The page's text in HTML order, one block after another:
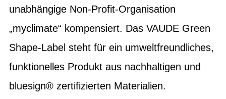
unabhängige Non-Profit-Organisation
„myclimate“ kompensiert. Das VAUDE Green
Shape-Label steht für ein umweltfreundliches,
funktionelles Produkt aus nachhaltigen und
bluesign® zertifizierten Materialien.